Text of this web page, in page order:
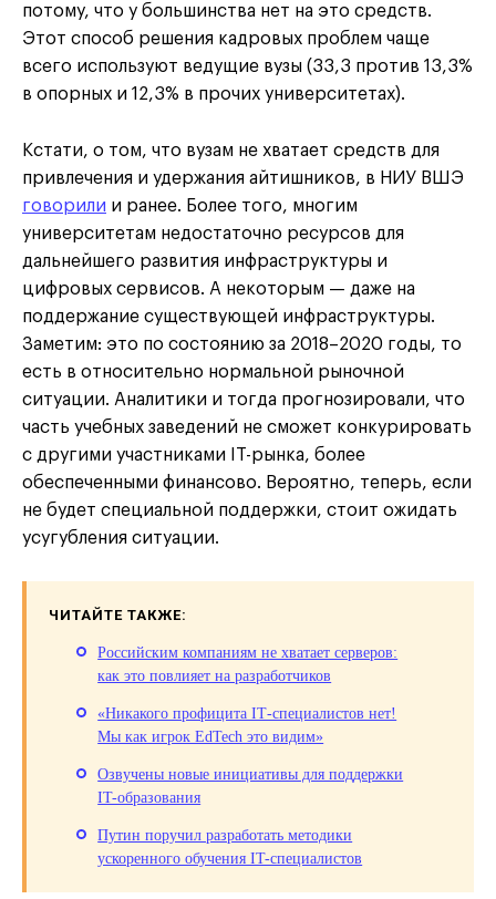
потому, что у большинства нет на это средств.
Этот способ решения кадровых проблем чаще
всего используют ведущие вузы (33,3 против 13,3%
в опорных и 12,3% в прочих университетах).
Кстати, о том, что вузам не хватает средств для
привлечения и удержания айтишников, в НИУ ВШЭ
говорили и ранее. Более того, многим
университетам недостаточно ресурсов для
дальнейшего развития инфраструктуры и
цифровых сервисов. А некоторым — даже на
поддержание существующей инфраструктуры.
Заметим: это по состоянию за 2018–2020 годы, то
есть в относительно нормальной рыночной
ситуации. Аналитики и тогда прогнозировали, что
часть учебных заведений не сможет конкурировать
с другими участниками IT-рынка, более
обеспеченными финансово. Вероятно, теперь, если
не будет специальной поддержки, стоит ожидать
усугубления ситуации.
ЧИТАЙТЕ ТАКЖЕ:
Российским компаниям не хватает серверов:
как это повлияет на разработчиков
«Никакого профицита IT‑специалистов нет!
Мы как игрок EdTech это видим»
Озвучены новые инициативы для поддержки
IT-образования
Путин поручил разработать методики
ускоренного обучения IT-специалистов